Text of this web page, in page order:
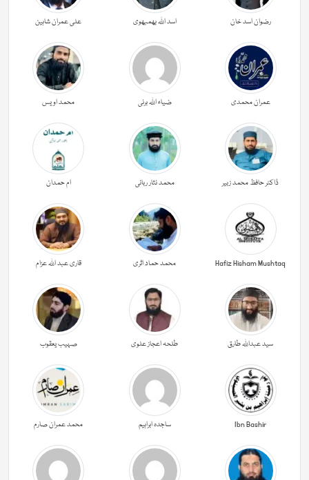
رضوان اسد خان اسد اللہ بھمبھوی علی عمران شاہین
عمران محمدی ضیاء اللہ برنی محمد اویس
ڈاکٹر حافظ محمد زبیر محمد نثار ربانی ام حمدان
Hafiz Hisham Mushtaq محمد حماد اثری قاری عبد اللہ عزام
سید عبداللہ طارق طلحہ اعجاز علوی صہیب یعقوب
Ibn Bashir ساجدہ ابراہیم محمد عمران صارم